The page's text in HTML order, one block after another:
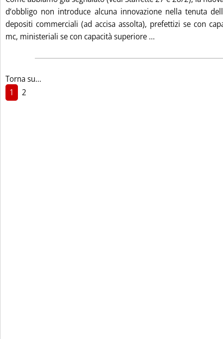
d‘obbligo non introduce alcuna innovazione nella tenuta
depositi commerciali (ad accisa assolta), prefettizi se con
mc, ministeriali se con capacità superiore ...
Torna su...
1
2